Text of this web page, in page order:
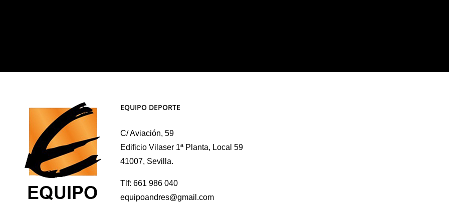
EQUIPO DEPORTE
C/ Aviación, 59
Edificio Vilaser 1ª Planta, Local 59
41007, Sevilla.
Tlf: 661 986 040
equipoandres@gmail.com